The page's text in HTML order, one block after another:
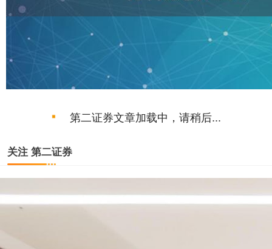
第二证券文章加载中，请稍后...
关注 第二证券